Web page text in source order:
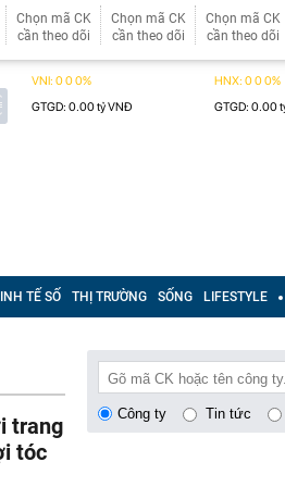
Chọn mã CK
cần theo dõi
Chọn mã CK
cần theo dõi
Chọn mã CK
cần theo dõi
TẾ SỐ THỊ TRƯỜNG SỐNG LIFESTYLE
trang
tóc
Công ty Tin tức